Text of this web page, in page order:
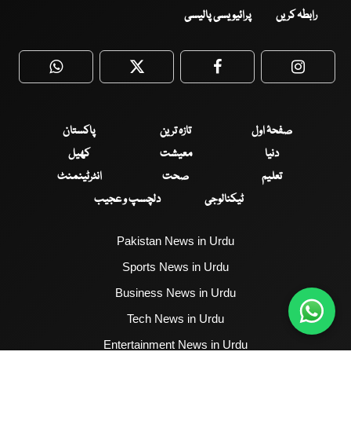
رابطہ کریں پرائیویسی پالیسی
WhatsApp Twitter Facebook
صفحۂ اول تازہ ترین
پاکستان
دنیا
معیشت
کھیل
تعلیم
صحت
انٹرٹینمنٹ
ٹیکنالوجی
دلچسپ و عجیب
Pakistan News in Urdu
Sports News in Urdu
Business News in Urdu
Tech News in Urdu
Entertainment News in Urdu